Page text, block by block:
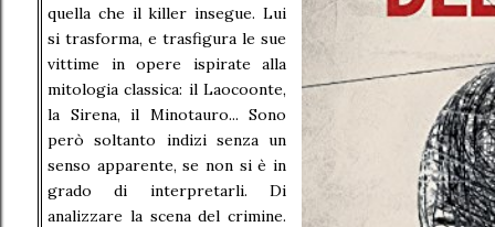
quella che il killer insegue. Lui
si trasforma, e trasfigura le sue
vittime in opere ispirate alla
mitologia classica: il Laocoonte,
la Sirena, il Minotauro... Sono
però soltanto indizi senza un
senso apparente, se non si è in
grado di interpretarli. Di
analizzare la scena del crimine.